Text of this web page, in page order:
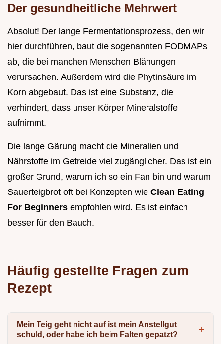
Der gesundheitliche Mehrwert
Absolut! Der lange Fermentationsprozess, den wir
hier durchführen, baut die sogenannten FODMAPs
ab, die bei manchen Menschen Blähungen
verursachen. Außerdem wird die Phytinsäure im
Korn abgebaut. Das ist eine Substanz, die
verhindert, dass unser Körper Mineralstoffe
aufnimmt.
Die lange Gärung macht die Mineralien und
Nährstoffe im Getreide viel zugänglicher. Das ist ein
großer Grund, warum ich so ein Fan bin und warum
Sauerteigbrot oft bei Konzepten wie Clean Eating
For Beginners empfohlen wird. Es ist einfach
besser für den Bauch.
Häufig gestellte Fragen zum
Rezept
Mein Teig geht nicht auf ist mein Anstellgut
schuld, oder habe ich beim Falten gepatzt?